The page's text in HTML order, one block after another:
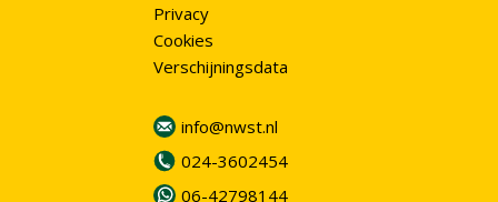
Privacy
Cookies
Verschijningsdata
info@nwst.nl
024-3602454
06-42798144